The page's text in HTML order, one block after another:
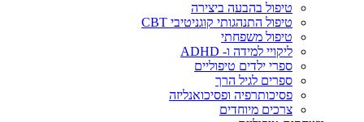
טיפול בהבעה ביצירה
טיפול התנהגותי קוגניטיבי CBT
טיפול משפחתי
ליקויי למידה ו- ADHD
ספרי ילדים טיפוליים
ספרים לגיל הרך
פסיכותרפיה ופסיכואנליזה
צרכים מיוחדים